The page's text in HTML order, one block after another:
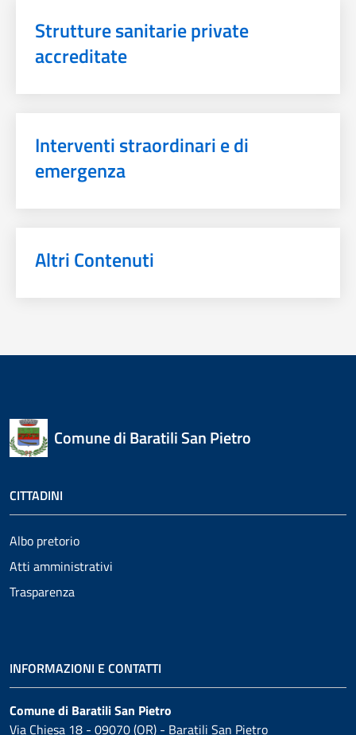
Strutture sanitarie private
accreditate
Interventi straordinari e di
emergenza
Altri Contenuti
Comune di Baratili San Pietro
CITTADINI
Albo pretorio
Atti amministrativi
Trasparenza
INFORMAZIONI E CONTATTI
Comune di Baratili San Pietro
Via Chiesa 18 - 09070 (OR) - Baratili San Pietro